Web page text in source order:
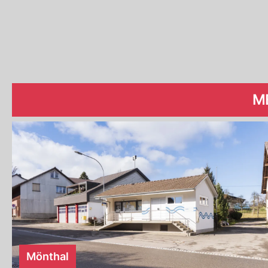
Mönthal